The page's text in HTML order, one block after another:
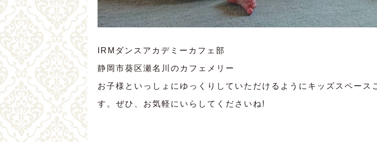
IRMダンスアカデミーカフェ部
静岡市葵区瀬名川のカフェメリー
お子様といっしょにゆっくりしていただけるようにキッズスペース
す。ぜひ、お気軽にいらしてくださいね!